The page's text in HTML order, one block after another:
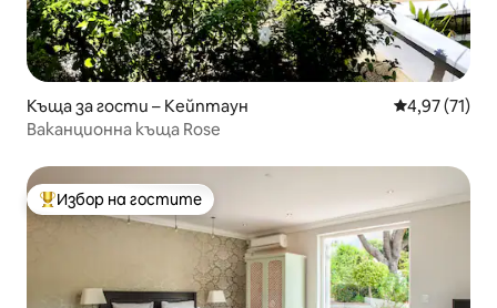
Къща за гости – Кейптаун Средна
4,97 (71)
Ваканционна къща Rose
Най-популярен избор на гостите
Избор на гостите